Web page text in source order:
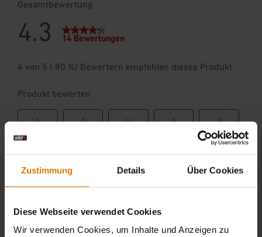
Zustimmung Details Über Cookies
Diese Webseite verwendet Cookies
Wir verwenden Cookies, um Inhalte und Anzeigen zu